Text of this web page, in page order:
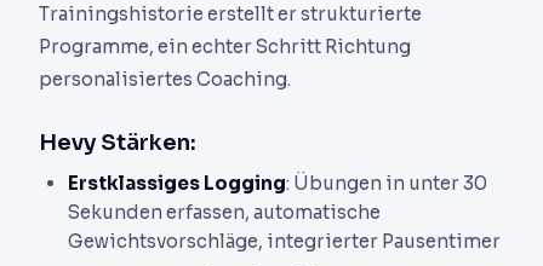
Trainingshistorie erstellt er strukturierte
Programme, ein echter Schritt Richtung
personalisiertes Coaching.
Hevy Stärken:
Erstklassiges Logging: Übungen in unter 30
Sekunden erfassen, automatische
Gewichtsvorschläge, integrierter Pausentimer